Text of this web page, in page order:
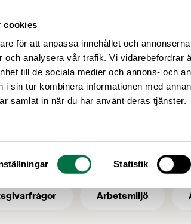
cookies
för att anpassa innehållet och
och analysera vår trafik. Vi vidarebefordrar
till de sociala medier och annons- och
i sin tur kombinera informationen med
samlat in när du har använt deras tjänster.
Statistik
Arbetsmiljö